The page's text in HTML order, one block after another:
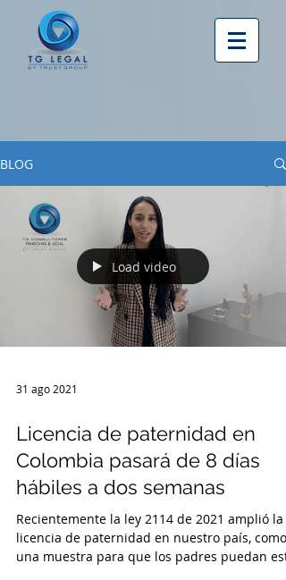
BLOG
Load video
31 ago 2021
Licencia de paternidad en
Colombia pasará de 8 días
hábiles a dos semanas
Recientemente la ley 2114 de 2021 amplió la
licencia de paternidad en nuestro país, como
una muestra para que los padres puedan